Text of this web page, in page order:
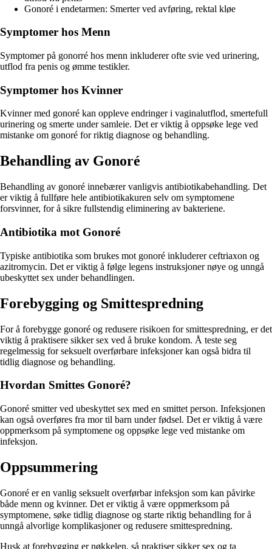
Gonoré i endetarmen: Smerter ved avføring, rektal kløe
Symptomer hos Menn
Symptomer på gonorré hos menn inkluderer ofte svie ved urinering,
utflod fra penis og ømme testikler.
Symptomer hos Kvinner
Kvinner med gonoré kan oppleve endringer i vaginalutflod, smertefull
urinering og smerte under samleie. Det er viktig å oppsøke lege ved
mistanke om gonoré for riktig diagnose og behandling.
Behandling av Gonoré
Behandling av gonoré innebærer vanligvis antibiotikabehandling. Det
er viktig å fullføre hele antibiotikakuren selv om symptomene
forsvinner, for å sikre fullstendig eliminering av bakteriene.
Antibiotika mot Gonoré
Typiske antibiotika som brukes mot gonoré inkluderer ceftriaxon og
azitromycin. Det er viktig å følge legens instruksjoner nøye og unngå
ubeskyttet sex under behandlingen.
Forebygging og Smittespredning
For å forebygge gonoré og redusere risikoen for smittespredning, er det
viktig å praktisere sikker sex ved å bruke kondom. Å teste seg
regelmessig for seksuelt overførbare infeksjoner kan også bidra til
tidlig diagnose og behandling.
Hvordan Smittes Gonoré?
Gonoré smitter ved ubeskyttet sex med en smittet person. Infeksjonen
kan også overføres fra mor til barn under fødsel. Det er viktig å være
oppmerksom på symptomene og oppsøke lege ved mistanke om
infeksjon.
Oppsummering
Gonoré er en vanlig seksuelt overførbar infeksjon som kan påvirke
både menn og kvinner. Det er viktig å være oppmerksom på
symptomene, søke tidlig diagnose og starte riktig behandling for å
unngå alvorlige komplikasjoner og redusere smittespredning.
Husk at forebygging er nøkkelen, så praktiser sikker sex og ta